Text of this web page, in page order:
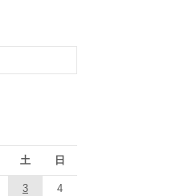
土 日
3 4